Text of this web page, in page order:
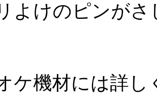
よけのピンが
ケ機材には詳し